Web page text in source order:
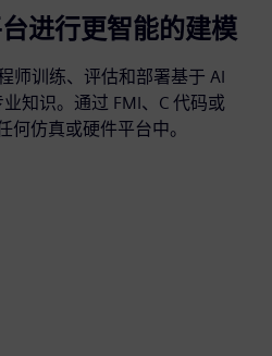
进行更智能的建模
师训练、评估和部署基于 AI
知识。通过 FMI、C 代码或
何仿真或硬件平台中。